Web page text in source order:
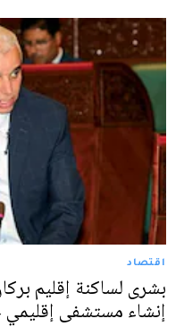
اقتصاد
بشرى لساكنة إقليم
إنشاء مستشفى